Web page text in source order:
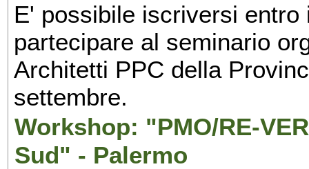
E' possibile iscriversi
partecipare al seminario
Architetti PPC della
settembre.
Workshop: "PMO/RE-
Sud" - Palermo